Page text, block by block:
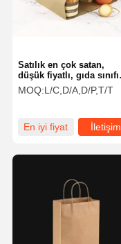
Satılık en çok satan,
düşük fiyatlı, gıda sınıfı
kahverengi kraft kağıt
bükümlü düz saplı kraft
MOQ:L/C,D/A,D/P,T/T
En iyi fiyat İletişim